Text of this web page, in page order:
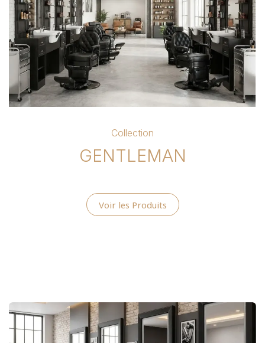
Collection
GENTLEMAN
Voir les Produits